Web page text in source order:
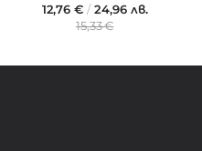
12,76 €/24,96 лв.
15,33 €